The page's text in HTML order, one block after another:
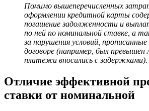
Помимо вышеперечисленных
оформлении кредитной карты
погашение задолженности и
по ней по номинальной ставке, а
за нарушения условий,
договоре (например, был превышен
платежи вносились с задержками).
Отличие эффективной
ставки от номинальной